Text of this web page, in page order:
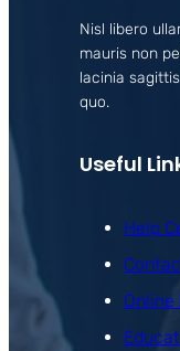
Nisl libero
mauris non
lacinia
quo.
Useful
Help
Online